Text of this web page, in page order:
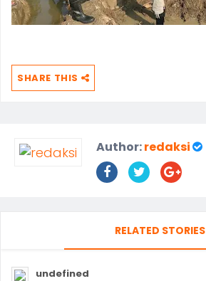
SHARE THIS
Author:redaksi
RELATED STORIES
undefined